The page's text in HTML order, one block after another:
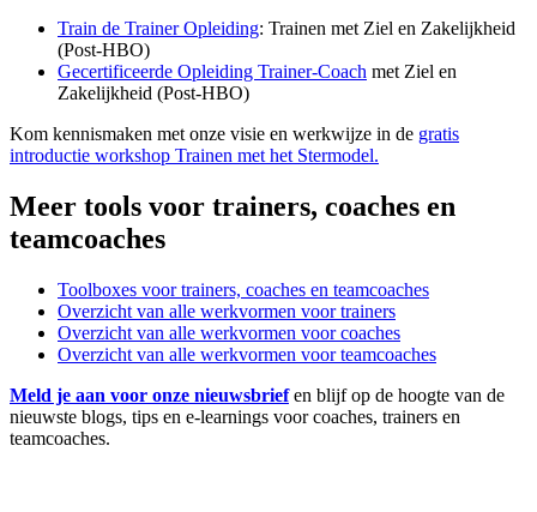
Train de Trainer Opleiding: Trainen met Ziel en Zakelijkheid
(Post-HBO)
Gecertificeerde Opleiding Trainer-Coach met Ziel en
Zakelijkheid (Post-HBO)
Kom kennismaken met onze visie en werkwijze in de gratis
introductie workshop Trainen met het Stermodel.
Meer tools voor trainers, coaches en
teamcoaches
Toolboxes voor trainers, coaches en teamcoaches
Overzicht van alle werkvormen voor trainers
Overzicht van alle werkvormen voor coaches
Overzicht van alle werkvormen voor teamcoaches
Meld je aan voor onze nieuwsbrief en blijf op de hoogte van de
nieuwste blogs, tips en e-learnings voor coaches, trainers en
teamcoaches.